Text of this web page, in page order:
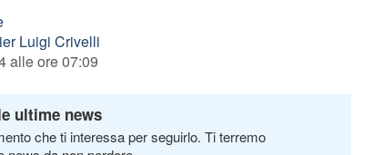
Luigi Crivelli
alle ore 07:09
ultime news
che ti interessa per seguirlo. Ti terremo